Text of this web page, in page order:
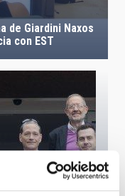
de Giardini Naxos
con EST